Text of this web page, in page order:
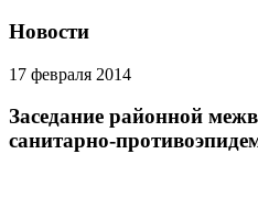
Новости
17 февраля 2014
Заседание районной
санитарно-